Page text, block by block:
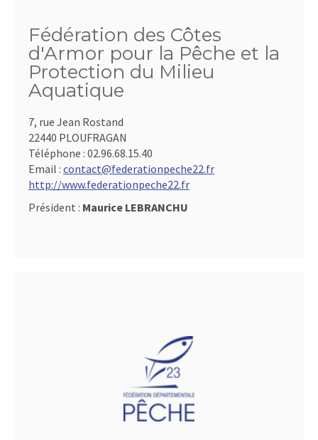
Fédération des Côtes
d'Armor pour la Pêche et la
Protection du Milieu
Aquatique
7, rue Jean Rostand
22440 PLOUFRAGAN
Téléphone : 02.96.68.15.40
Email : contact@federationpeche22.fr
http://www.federationpeche22.fr
Président : Maurice LEBRANCHU